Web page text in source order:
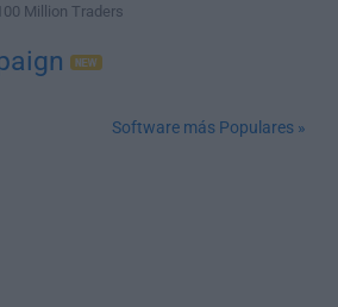
Million Traders
Software más Populares »